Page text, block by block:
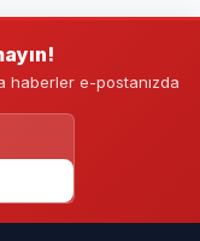
haberler e-postanızda